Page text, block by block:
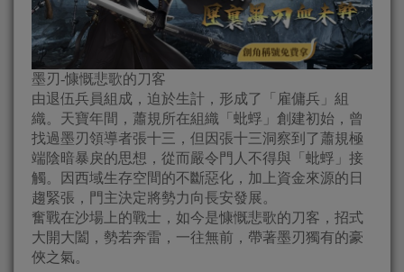
墨刃-慷慨悲歌的刀客
由退伍兵員組成，迫於生計，形成了「雇傭兵」組
織。天寶年間，蕭規所在組織「蚍蜉」創建初始，曾
找過墨刃領導者張十三，但因張十三洞察到了蕭規極
端陰暗暴戾的思想，從而嚴令門人不得與「蚍蜉」接
觸。因西域生存空間的不斷惡化，加上資金來源的日
趨緊張，門主決定將勢力向長安發展。
奮戰在沙場上的戰士，如今是慷慨悲歌的刀客，招式
大開大闔，勢若奔雷，一往無前，帶著墨刃獨有的豪
俠之氣。